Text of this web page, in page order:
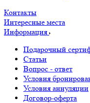
Контакты
Интересные места
Информация
Подарочный
Статьи
Вопрос - ответ
Условия
Условия аннуляции
Договор-оферта